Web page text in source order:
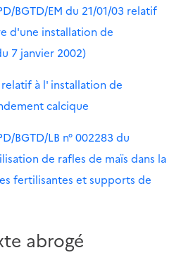
BGTD/EM du 21/01/03 relatif
d'une installation de
7 janvier 2002)
à l' installation de
calcique
BGTD/LB n° 002283 du
de rafles de maïs dans la
fertilisantes et supports de
abrogé